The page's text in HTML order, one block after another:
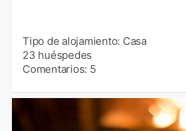
Tipo de alojamiento: Casa
23 huéspedes
Comentarios: 5